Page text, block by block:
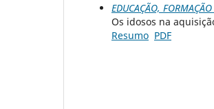
EDUCAÇÃO,
Os idosos na
Resumo PDF